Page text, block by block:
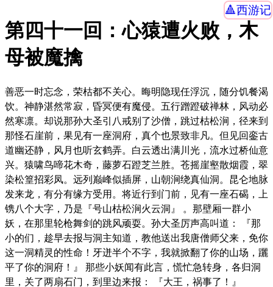
西游记
第四十一回：心猿遭火败，木
母被魔擒
善恶一时忘念，荣枯都不关心。晦明隐现任浮沉，随分饥餐渴
饮。神静湛然常寂，昏冥便有魔侵。五行蹭蹬破禅林，风动必
然寒凛。却说那孙大圣引八戒别了沙僧，跳过枯松涧，径来到
那怪石崖前，果见有一座洞府，真个也景致非凡。但见回銮古
道幽还静，风月也听玄鹤弄。白云透出满川光，流水过桥仙意
兴。猿啸鸟啼花木奇，藤萝石蹬芝兰胜。苍摇崖壑散烟霞，翠
染松篁招彩凤。远列巅峰似插屏，山朝涧绕真仙洞。昆仑地脉
发来龙，有分有缘方受用。将近行到门前，见有一座石碣，上
镌八个大字，乃是『号山枯松涧火云洞』 。那壁厢一群小
妖，在那里轮枪舞剑的跳风顽耍。孙大圣厉声高叫道： 『那
小的们，趁早去报与洞主知道，教他送出我唐僧师父来，免你
这一洞精灵的性命！牙迸半个不字，我就掀翻了你的山场，躧
平了你的洞府！』 那些小妖闻有此言，慌忙急转身，各归洞
里，关了两扇石门，到里边来报： 『大王，祸事了！』